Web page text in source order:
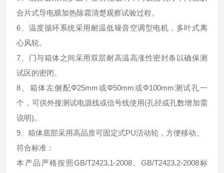
合片式导电膜加热除霜清楚观察试验过程。
6、温度循环系统采用耐温低噪音空调型电机，多叶式离
心风轮。
7、门与箱体之间采用双层耐高温高涨性密封条以确保测
试区的密闭。
8、箱体左侧配Φ25mm或Φ50mm或Φ100mm测试孔一
个，可供外接测试电源线或信号线使用(孔径或孔数增加需
说明)。
9、箱体底部采用高品质可固定式PU活动轮，方便移动。
符合标准：
本产品严格按照GB/T2423.1-2008、GB/T2423.2-2008标